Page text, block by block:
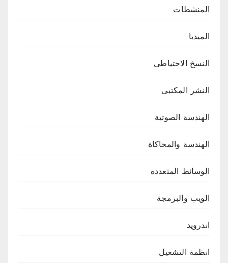
المنشطات
الميديا
النسخ الاحتياطى
النشر المكتبى
الهندسة الصوتية
الهندسة والمحاكاة
الوسائط المتعددة
الويب والبرمجة
اندرويد
انظمة التشغيل